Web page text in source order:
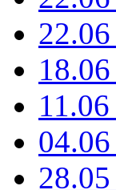
22.06
18.06
11.06
04.06
28.05